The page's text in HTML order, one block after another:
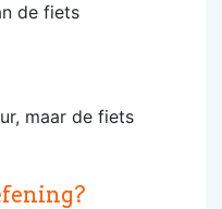
de fiets
maar de fiets